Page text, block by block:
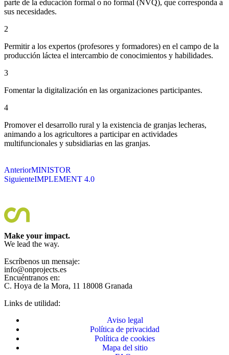
parte de la educación formal o no formal (NVQ), que corresponda a
sus necesidades.
2
Permitir a los expertos (profesores y formadores) en el campo de la
producción láctea el intercambio de conocimientos y habilidades.
3
Fomentar la digitalización en las organizaciones participantes.
4
Promover el desarrollo rural y la existencia de granjas lecheras,
animando a los agricultores a participar en actividades
multifuncionales y subsidiarias en las granjas.
AnteriorMINISTOR
SiguienteIMPLEMENT 4.0
Make your impact.
We lead the way.
Escríbenos un mensaje:
info@onprojects.es
Encuéntranos en:
C. Hoya de la Mora, 11 18008 Granada
Links de utilidad:
Aviso legal
Política de privacidad
Política de cookies
Mapa del sitio